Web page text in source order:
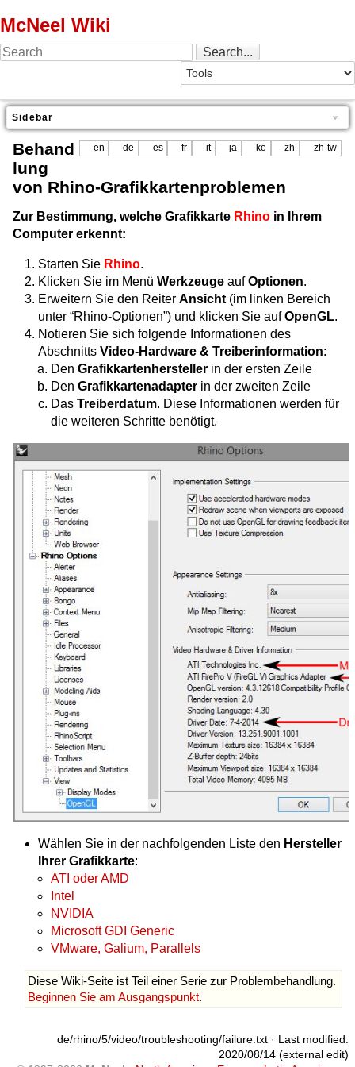
McNeel Wiki
Sidebar
en de es fr it ja ko zh zh-tw
Behand
lung
von Rhino-Grafikkartenproblemen
Zur Bestimmung, welche Grafikkarte Rhino in Ihrem
Computer erkennt:
Starten Sie Rhino.
Klicken Sie im Menü Werkzeuge aufOptionen.
Erweitern Sie den Reiter Ansicht (im linken Bereich
unter “Rhino-Optionen”) und klicken Sie aufOpenGL.
Notieren Sie sich folgende Informationen des
Abschnitts Video-Hardware & Treiberinformation:
Den Grafikkartenhersteller in der ersten Zeile
Den Grafikkartenadapter in der zweiten Zeile
Das Treiberdatum. Diese Informationen werden für
die weiteren Schritte benötigt.
Wählen Sie in der nachfolgenden Liste den Hersteller
Ihrer Grafikkarte:
ATI oder AMD
Intel
NVIDIA
Microsoft GDI Generic
VMware, Galium, Parallels
Diese Wiki-Seite ist Teil einer Serie zur Problembehandlung.
Beginnen Sie am Ausgangspunkt.
de/rhino/5/video/troubleshooting/failure.txt · Last modified:
2020/08/14 (external edit)